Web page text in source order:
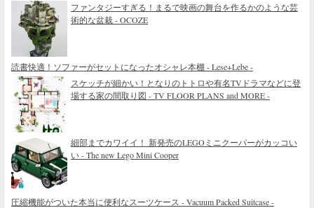
ファンタジーすぎる！まるで映画の舞台を作るかのような芸
術的な盆栽 - OCOZE
読書快適！ソファーがセットになったオシャレ本棚 - Lese+Lebe -
スケッチが細かい！となりのトトロや有名TVドラマなどに登
場する家の間取り図 - TV FLOOR PLANS and MORE -
細部までカワイイ！ 新発売のLEGOミニクーパーがカッコい
い - The new Lego Mini Cooper
圧縮機能がついた本当に便利なスーツケース - Vacuum Packed Suitcase -